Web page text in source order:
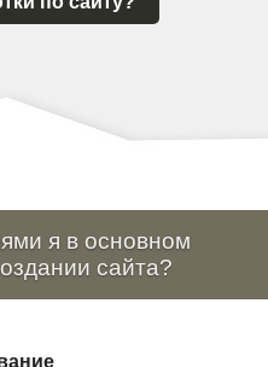
по сайту?
я в основном